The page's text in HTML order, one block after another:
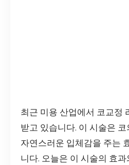
최근 미용 산업에서 코교정
받고 있습니다. 이 시술은
자연스러운 입체감을 주는
니다. 오늘은 이 시술의 효